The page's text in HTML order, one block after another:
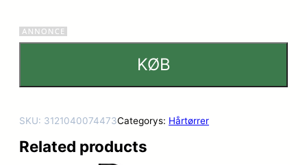
KØB
SKU: 3121040074473Categorys: Hårtørrer
Related products